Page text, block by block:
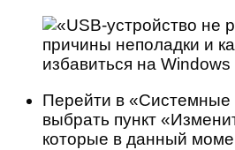
Перейти в «Системные
выбрать пункт
которые в данный